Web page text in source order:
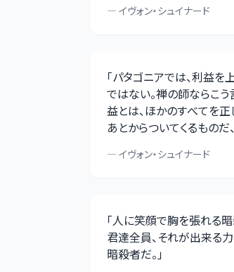
— イヴォン・シュイナード
「パタゴニアでは、利益を
ではない。禅の師ならこ
益とは、ほかのすべてを正
あとからついてくるものだ、
— イヴォン・シュイナード
「人に笑顔で胸を張れる暗
君達全員、それが出来る
暗殺者だ。」